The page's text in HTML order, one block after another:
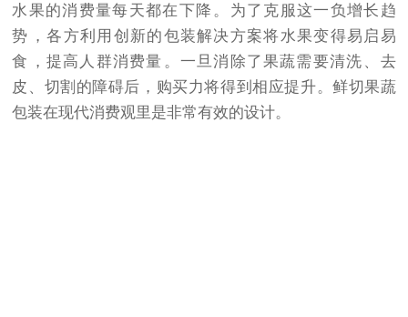
水果的消费量每天都在下降。为了克服这一负增长趋
势，各方利用创新的包装解决方案将水果变得易启易
食，提高人群消费量。一旦消除了果蔬需要清洗、去
皮、切割的障碍后，购买力将得到相应提升。鲜切果蔬
包装在现代消费观里是非常有效的设计。